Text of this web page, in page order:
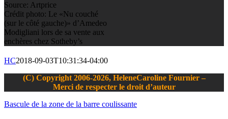
Source: Artprice
Crédit photo: Le «Nu couché
(sur le côté gauche)» d’Amedeo
Modigliani lors de sa vente aux
enchères chez Sotheby’s
HC2018-09-03T10:31:34-04:00
(C) Copyright 2006-2026, HeleneCaroline Fournier –
Merci de respecter le droit d’auteur
Bascule de la zone de la barre coulissante